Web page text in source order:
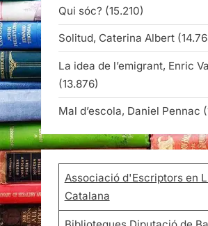
Qui sóc? (15.210)
Solitud, Caterina Albert
La idea de l’emigrant, Enric
(13.876)
Mal d’escola, Daniel Pennac
Associació d'Escriptors en
Catalana